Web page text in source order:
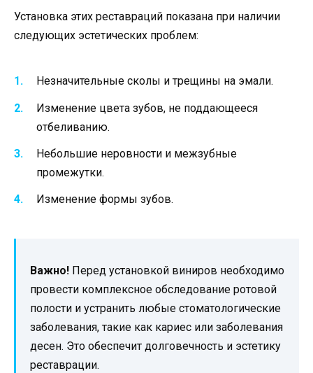
Установка этих реставраций показана при наличии
следующих эстетических проблем:
Незначительные сколы и трещины на эмали.
Изменение цвета зубов, не поддающееся
отбеливанию.
Небольшие неровности и межзубные
промежутки.
Изменение формы зубов.
Важно! Перед установкой виниров необходимо
провести комплексное обследование ротовой
полости и устранить любые стоматологические
заболевания, такие как кариес или заболевания
десен. Это обеспечит долговечность и эстетику
реставрации.